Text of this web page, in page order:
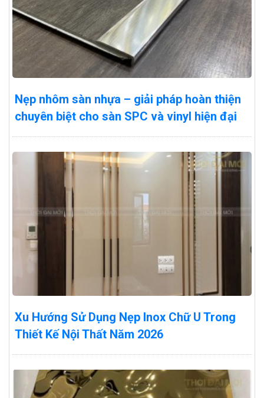
Nẹp nhôm sàn nhựa – giải pháp hoàn thiện
chuyên biệt cho sàn SPC và vinyl hiện đại
Xu Hướng Sử Dụng Nẹp Inox Chữ U Trong
Thiết Kế Nội Thất Năm 2026